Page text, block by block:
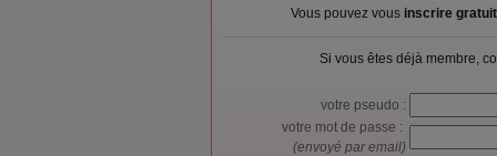
Vous pouvez vous inscrire
Si vous êtes déjà membre,
votre pseudo :
votre mot de passe :
(envoyé par email)